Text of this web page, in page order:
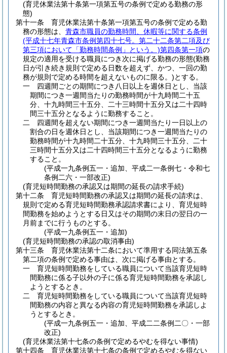
(育児休業法第十条第一項第五号の条例で定める勤務の形
態)
第十一条
育児休業法第十条第一項第五号の条例で定める勤
務の形態は、 青森市職員の勤務時間、休暇等に関する条例
(平成十七年青森市条例第四十七号。第二十二条第二項及び
第三項において「勤務時間条例」という。)第四条第一項の
規定の適用を受ける職員につき次に掲げる勤務の形態(勤務
日が引き続き規則で定める日数を超えず、かつ、一回の勤
務が規則で定める時間を超えないものに限る。)とする。
一
四週間ごとの期間につき八日以上を週休日とし、当該
期間につき一週間当たりの勤務時間が十九時間二十五
分、十九時間三十五分、二十三時間十五分又は二十四時
間三十五分となるように勤務すること。
二
四週間を超えない期間につき一週間当たり一日以上の
割合の日を週休日とし、当該期間につき一週間当たりの
勤務時間が十九時間二十五分、十九時間三十五分、二十
三時間十五分又は二十四時間三十五分となるように勤務
すること。
(平成一九条例五一・追加、平成二一条例七・令和七
条例二六・一部改正)
(育児短時間勤務の承認又は期間の延長の請求手続)
第十二条
育児短時間勤務の承認又は期間の延長の請求は、
規則で定める育児短時間勤務承認請求書により、育児短時
間勤務を始めようとする日又はその期間の末日の翌日の一
月前までに行うものとする。
(平成一九条例五一・追加)
(育児短時間勤務の承認の取消事由)
第十三条
育児休業法第十二条において準用する同法第五条
第二項の条例で定める事由は、次に掲げる事由とする。
一
育児短時間勤務をしている職員について当該育児短時
間勤務に係る子以外の子に係る育児短時間勤務を承認し
ようとするとき。
二
育児短時間勤務をしている職員について当該育児短時
間勤務の内容と異なる内容の育児短時間勤務を承認しよ
うとするとき。
(平成一九条例五一・追加、平成二二条例二〇・一部
改正)
(育児休業法第十七条の条例で定めるやむを得ない事情)
第十四条
育児休業法第十七条の条例で定めるやむを得ない